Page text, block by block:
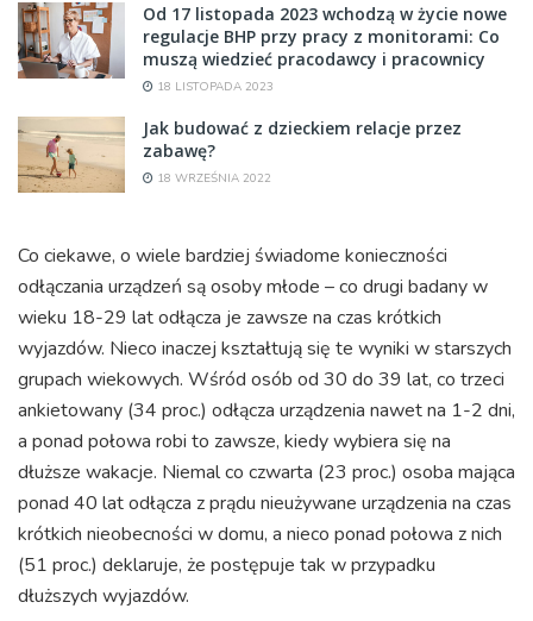
Od 17 listopada 2023 wchodzą w życie nowe
regulacje BHP przy pracy z monitorami: Co
muszą wiedzieć pracodawcy i pracownicy
18 LISTOPADA 2023
Jak budować z dzieckiem relacje przez
zabawę?
18 WRZEŚNIA 2022
Co ciekawe, o wiele bardziej świadome konieczności
odłączania urządzeń są osoby młode – co drugi badany w
wieku 18-29 lat odłącza je zawsze na czas krótkich
wyjazdów. Nieco inaczej kształtują się te wyniki w starszych
grupach wiekowych. Wśród osób od 30 do 39 lat, co trzeci
ankietowany (34 proc.) odłącza urządzenia nawet na 1-2 dni,
a ponad połowa robi to zawsze, kiedy wybiera się na
dłuższe wakacje. Niemal co czwarta (23 proc.) osoba mająca
ponad 40 lat odłącza z prądu nieużywane urządzenia na czas
krótkich nieobecności w domu, a nieco ponad połowa z nich
(51 proc.) deklaruje, że postępuje tak w przypadku
dłuższych wyjazdów.